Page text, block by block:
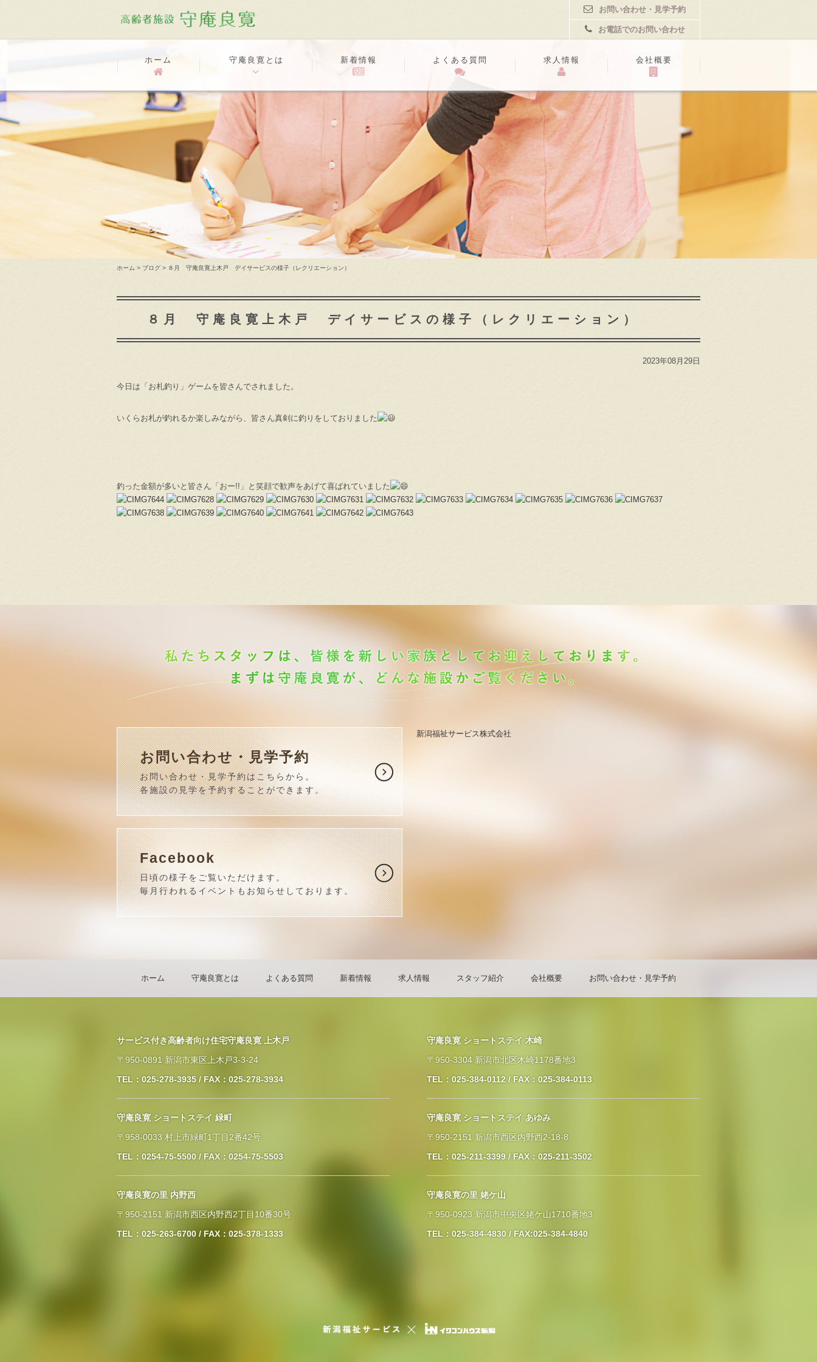
お問い合わせ・見学予約
お電話でのお問い合わせ
ホーム 守庵良寛とは 新着情報 よくある質問 求人情報 会社概要
ホーム > ブログ > ８月 守庵良寛上木戸 デイサービスの様子（レクリエーション）
８月 守庵良寛上木戸 デイサービスの様子（レクリエーション）
2023年08月29日
今日は「お札釣り」ゲームを皆さんでされました。
いくらお札が釣れるか楽しみながら、皆さん真剣に釣りをしておりました
釣った金額が多いと皆さん「おー!!」と笑顔で歓声をあげて喜ばれていました
お問い合わせ・見学予約
お問い合わせ・見学予約はこちらから。
各施設の見学を予約することができます。
Facebook
日頃の様子をご覧いただけます。
毎月行われるイベントもお知らせしております。
新潟福祉サービス株式会社
ホーム 守庵良寛とは よくある質問 新着情報 求人情報 スタッフ紹介 会社概要 お問い合わせ・見学予約
サービス付き高齢者向け住宅守庵良寛 上木戸
〒950-0891 新潟市東区上木戸3-3-24
TEL：025-278-3935 / FAX：025-278-3934
守庵良寛 ショートステイ 木崎
〒950-3304 新潟市北区木崎1178番地3
TEL：025-384-0112 / FAX：025-384-0113
守庵良寛 ショートステイ 緑町
〒958-0033 村上市緑町1丁目2番42号
TEL：0254-75-5500 / FAX：0254-75-5503
守庵良寛 ショートステイ あゆみ
〒950-2151 新潟市西区内野西2-18-8
TEL：025-211-3399 / FAX：025-211-3502
守庵良寛の里 内野西
〒950-2151 新潟市西区内野西2丁目10番30号
TEL：025-263-6700 / FAX：025-378-1333
守庵良寛の里 姥ケ山
〒950-0923 新潟市中央区姥ケ山1710番地3
TEL：025-384-4830 / FAX:025-384-4840